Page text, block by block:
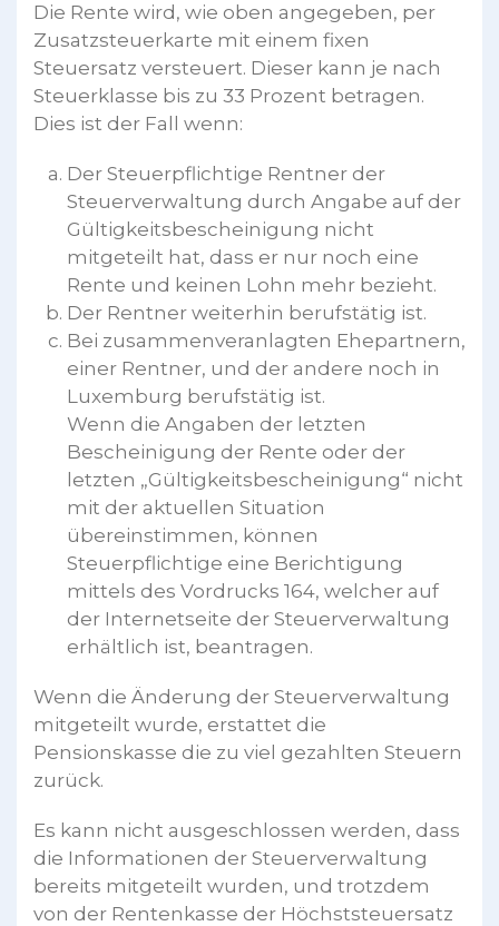
Die Rente wird, wie oben angegeben, per
Zusatzsteuerkarte mit einem fixen
Steuersatz versteuert. Dieser kann je nach
Steuerklasse bis zu 33 Prozent betragen.
Dies ist der Fall wenn:
Der Steuerpflichtige Rentner der
Steuerverwaltung durch Angabe auf der
Gültigkeitsbescheinigung nicht
mitgeteilt hat, dass er nur noch eine
Rente und keinen Lohn mehr bezieht.
Der Rentner weiterhin berufstätig ist.
Bei zusammenveranlagten Ehepartnern,
einer Rentner, und der andere noch in
Luxemburg berufstätig ist.
Wenn die Angaben der letzten
Bescheinigung der Rente oder der
letzten „Gültigkeitsbescheinigung“ nicht
mit der aktuellen Situation
übereinstimmen, können
Steuerpflichtige eine Berichtigung
mittels des Vordrucks 164, welcher auf
der Internetseite der Steuerverwaltung
erhältlich ist, beantragen.
Wenn die Änderung der Steuerverwaltung
mitgeteilt wurde, erstattet die
Pensionskasse die zu viel gezahlten Steuern
zurück.
Es kann nicht ausgeschlossen werden, dass
die Informationen der Steuerverwaltung
bereits mitgeteilt wurden, und trotzdem
von der Rentenkasse der Höchststeuersatz